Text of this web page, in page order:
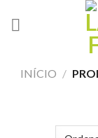
INÍCIO /